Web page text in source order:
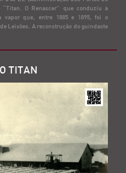
“Titan. O Renascer” que conduziu à
vapor que, entre 1885 e 1895, foi o
Leixões. A reconstrução do guindaste
TITAN